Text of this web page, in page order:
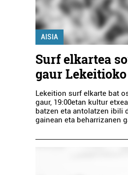
AISIA
Surf elkartea
gaur
Lekeition surf elkarte bat
gaur, 19:00etan kultur
batzen eta antolatzen ibili
gainean eta beharrizanen